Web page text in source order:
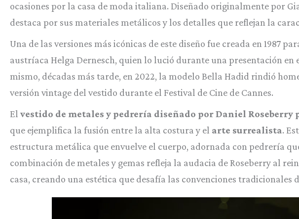
ocasiones por la casa de moda italiana. Diseñado originalmente por
destaca por sus materiales metálicos y los detalles que reflejan la
Una de las versiones más icónicas de este diseño fue creada en 1987
austríaca Helga Dernesch, quien lo lució durante una presentación en
mismo, décadas más tarde, en 2022, la modelo Bella Hadid rindió
versión vintage del vestido durante el Festival de Cine de Cannes.
El vestido de metales y pedrería diseñado por Daniel Roseberry
que ejemplifica la fusión entre la alta costura y el arte surrealista.
estructura metálica que envuelve el cuerpo, adornada con pedrería
combinación de metales y gemas refleja la audacia de Roseberry al
casa, creando una estética que desafía las convenciones tradicionales